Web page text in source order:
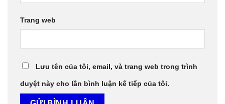
Trang web
Lưu tên của tôi, email, và trang web trong trình
duyệt này cho lần bình luận kế tiếp của tôi.